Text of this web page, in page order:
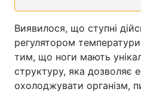
Виявилося, що ступні
регулятором
тим, що ноги мають
структуру, яка дозволяє
охолоджувати організм,